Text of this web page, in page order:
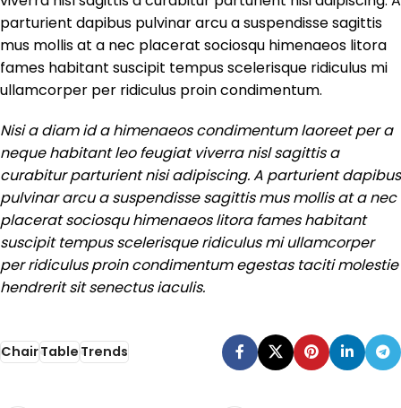
parturient dapibus pulvinar arcu a suspendisse sagittis
mus mollis at a nec placerat sociosqu himenaeos litora
fames habitant suscipit tempus scelerisque ridiculus mi
ullamcorper per ridiculus proin condimentum.
Nisi a diam id a himenaeos condimentum laoreet per a
neque habitant leo feugiat viverra nisl sagittis a
curabitur parturient nisi adipiscing. A parturient dapibus
pulvinar arcu a suspendisse sagittis mus mollis at a nec
placerat sociosqu himenaeos litora fames habitant
suscipit tempus scelerisque ridiculus mi ullamcorper
per ridiculus proin condimentum egestas taciti molestie
hendrerit sit senectus iaculis.
ChairTableTrends